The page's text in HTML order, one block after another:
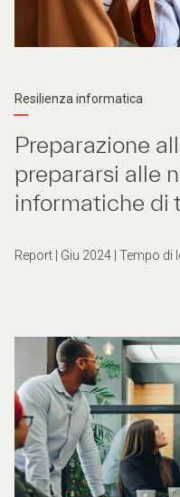
Resilienza informatica
Preparazione
prepararsi alle
informatiche di
Report | Giu 2024 | Tempo di